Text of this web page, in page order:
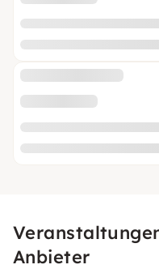
Anbieter